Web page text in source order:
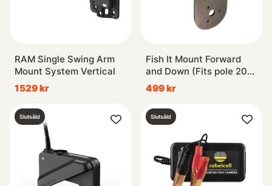
RAM Single Swing Arm
Mount System Vertical
1529 kr
Fish It Mount Forward
and Down (Fits pole 20-
30mm)
499 kr
Slutsåld Slutsåld